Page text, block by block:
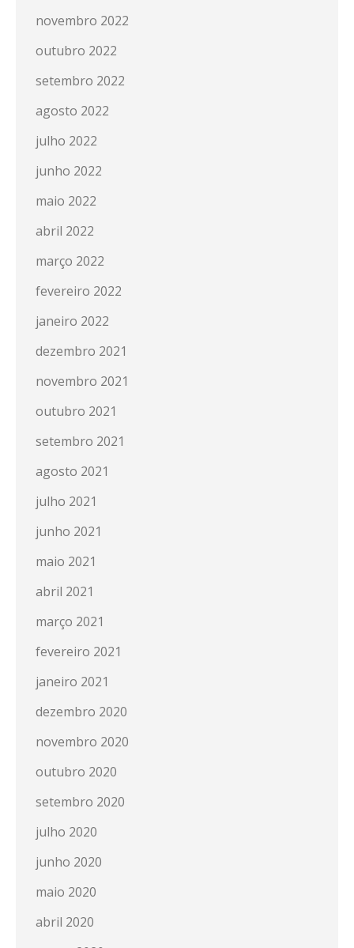
novembro 2022
outubro 2022
setembro 2022
agosto 2022
julho 2022
junho 2022
maio 2022
abril 2022
março 2022
fevereiro 2022
janeiro 2022
dezembro 2021
novembro 2021
outubro 2021
setembro 2021
agosto 2021
julho 2021
junho 2021
maio 2021
abril 2021
março 2021
fevereiro 2021
janeiro 2021
dezembro 2020
novembro 2020
outubro 2020
setembro 2020
julho 2020
junho 2020
maio 2020
abril 2020